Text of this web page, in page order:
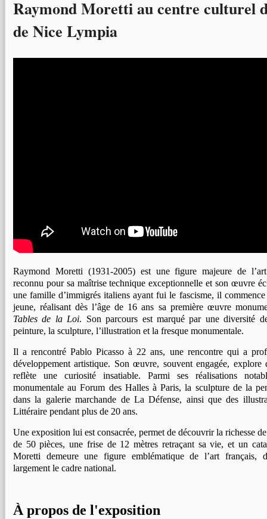
Raymond Moretti au centre culturel
de Nice Lympia
Raymond Moretti (1931-2005) est une figure majeure de
reconnu pour sa maîtrise technique exceptionnelle et son œuvre
une famille d’immigrés italiens ayant fui le fascisme, il
jeune, réalisant dès l’âge de 16 ans sa première œuvre
Tables de la Loi. Son parcours est marqué par une diversité
peinture, la sculpture, l’illustration et la fresque monumentale.
Il a rencontré Pablo Picasso à 22 ans, une rencontre qui a
développement artistique. Son œuvre, souvent engagée, explore
reflète une curiosité insatiable. Parmi ses réalisations
monumentale au Forum des Halles à Paris, la sculpture de la
dans la galerie marchande de La Défense, ainsi que des
Littéraire pendant plus de 20 ans.
Une exposition lui est consacrée, permet de découvrir la richesse
de 50 pièces, une frise de 12 mètres retraçant sa vie, et un
Moretti demeure une figure emblématique de l’art français,
largement le cadre national.
À propos de l'exposition